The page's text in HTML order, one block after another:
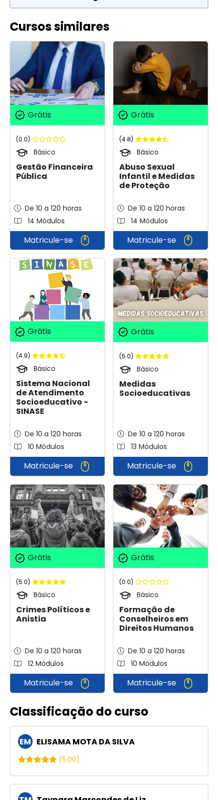
Cursos similares
Grátis
(0.0)
Básico
Gestão Financeira
Pública
De 10 a 120 horas
14 Módulos
Matricule-se
Grátis
(4.8)
Básico
Abuso Sexual
Infantil e Medidas
de Proteção
De 10 a 120 horas
14 Módulos
Matricule-se
Grátis
(4.9)
Básico
Sistema Nacional
de Atendimento
Socioeducativo -
SINASE
De 10 a 120 horas
10 Módulos
Matricule-se
Grátis
(5.0)
Básico
Medidas
Socioeducativas
De 10 a 120 horas
13 Módulos
Matricule-se
Grátis
(5.0)
Básico
Crimes Políticos e
Anistia
De 10 a 120 horas
12 Módulos
Matricule-se
Grátis
(0.0)
Básico
Formação de
Conselheiros em
Direitos Humanos
De 10 a 120 horas
10 Módulos
Matricule-se
Classificação do curso
EM ELISAMA MOTA DA SILVA
(5.00)